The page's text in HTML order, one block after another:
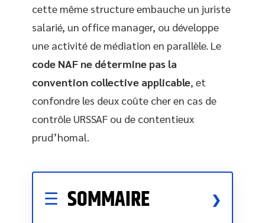
cette même structure embauche un juriste
salarié, un office manager, ou développe
une activité de médiation en parallèle. Le
code NAF ne détermine pas la
convention collective applicable, et
confondre les deux coûte cher en cas de
contrôle URSSAF ou de contentieux
prud’homal.
SOMMAIRE